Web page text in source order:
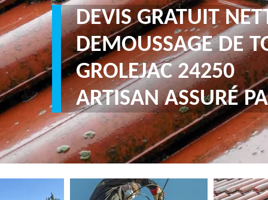
DEVIS GRATUIT
DEMOUSSAGE DE
GROLEJAC 24250
ARTISAN ASSURÉ